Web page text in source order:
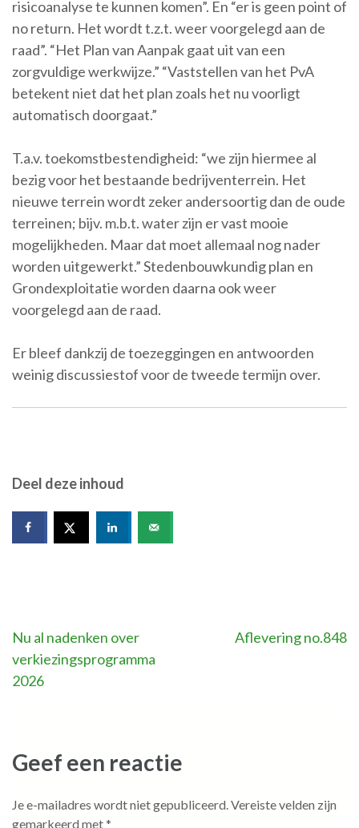
risicoanalyse te kunnen komen”. En “er is geen point of
no return. Het wordt t.z.t. weer voorgelegd aan de
raad”. “Het Plan van Aanpak gaat uit van een
zorgvuldige werkwijze.” “Vaststellen van het PvA
betekent niet dat het plan zoals het nu voorligt
automatisch doorgaat.”
T.a.v. toekomstbestendigheid: “we zijn hiermee al
bezig voor het bestaande bedrijventerrein. Het
nieuwe terrein wordt zeker andersoortig dan de oude
terreinen; bijv. m.b.t. water zijn er vast mooie
mogelijkheden. Maar dat moet allemaal nog nader
worden uitgewerkt.” Stedenbouwkundig plan en
Grondexploitatie worden daarna ook weer
voorgelegd aan de raad.
Er bleef dankzij de toezeggingen en antwoorden
weinig discussiestof voor de tweede termijn over.
Deel deze inhoud
Bericht
navigatie
Nu al nadenken over
verkiezingsprogramma
2026
Aflevering no.848
Geef een reactie
Je e-mailadres wordt niet gepubliceerd.Vereiste velden zijn
gemarkeerd met*